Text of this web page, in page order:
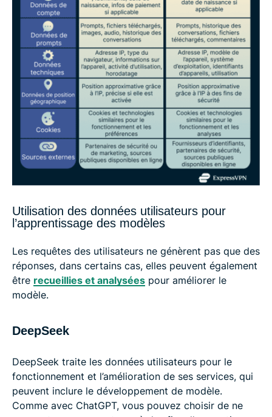
Utilisation des données utilisateurs pour
l’apprentissage des modèles
Les requêtes des utilisateurs ne génèrent pas que des
réponses, dans certains cas, elles peuvent également
être recueillies et analysées pour améliorer le
modèle.
DeepSeek
DeepSeek traite les données utilisateurs pour le
fonctionnement et l’amélioration de ses services, qui
peuvent inclure le développement de modèle.
Comme avec ChatGPT, vous pouvez choisir de ne